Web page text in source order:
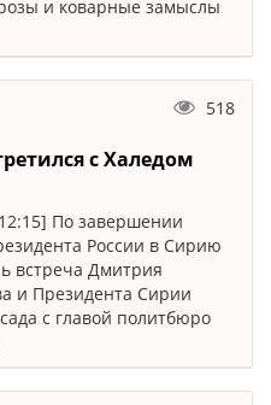
и коварные замыслы
518
с Халедом
По завершении
России в Сирию
встреча Дмитрия
и Президента Сирии
с главой политбюро